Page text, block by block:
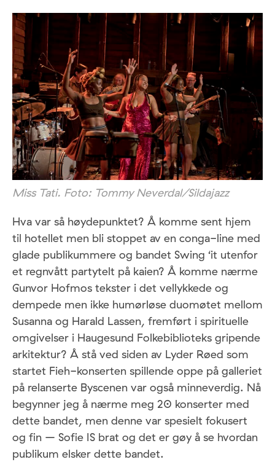
Miss Tati. Foto: Tommy Neverdal/Sildajazz
Hva var så høydepunktet? Å komme sent hjem
til hotellet men bli stoppet av en conga-line med
glade publikummere og bandet Swing ‘it utenfor
et regnvått partytelt på kaien? Å komme nærme
Gunvor Hofmos tekster i det vellykkede og
dempede men ikke humørløse duomøtet mellom
Susanna og Harald Lassen, fremført i spirituelle
omgivelser i Haugesund Folkebiblioteks gripende
arkitektur? Å stå ved siden av Lyder Røed som
startet Fieh-konserten spillende oppe på galleriet
på relanserte Byscenen var også minneverdig. Nå
begynner jeg å nærme meg 20 konserter med
dette bandet, men denne var spesielt fokusert
og fin – Sofie IS brat og det er gøy å se hvordan
publikum elsker dette bandet.